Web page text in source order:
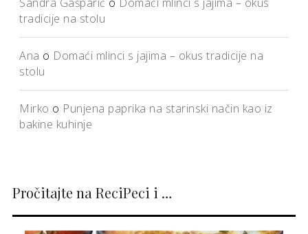
tradicije na stolu
Ana o Domaći mlinci s jajima – okus tradicije na
stolu
Mirko o Punjena paprika na starinski način kao iz
bakine kuhinje
Pročitajte na ReciPeci i …